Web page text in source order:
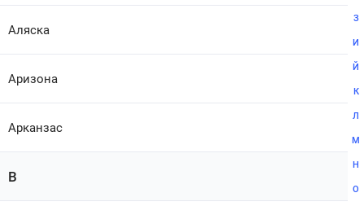
З
И
Й
К
Л
М
Н
О
Аляска
Аризона
Арканзас
В